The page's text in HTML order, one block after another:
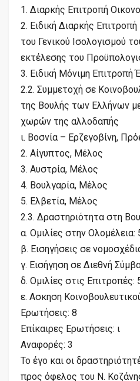
1. Διαρκής Επιτροπή
2. Ειδική Διαρκής
του Γενικού Ισολογισμού
εκτέλεσης του
3. Ειδική Μόνιμη Επιτροπή
2.2. Συμμετοχή σε
της Βουλής των Ελλήνων
χωρών της αλλοδαπής
ι. Βοσνία – Ερζεγοβίνη,
2. Αίγυπτος, Μέλος
3. Αυστρία, Μέλος
4. Βουλγαρία, Μέλος
5. Ελβετία, Μέλος
2.3. Δραστηριότητα στη
α. Ομιλίες στην Ολομέλεια:
β. Εισηγήσεις σε
γ. Εισήγηση σε Διεθνή
δ. Ομιλίες στις Επιτροπές:
ε. Ασκηση
Ερωτήσεις: 8
Επίκαιρες Ερωτήσεις: ι
Αναφορές: 3
Το έγο και οι
προς όφελος του Ν.